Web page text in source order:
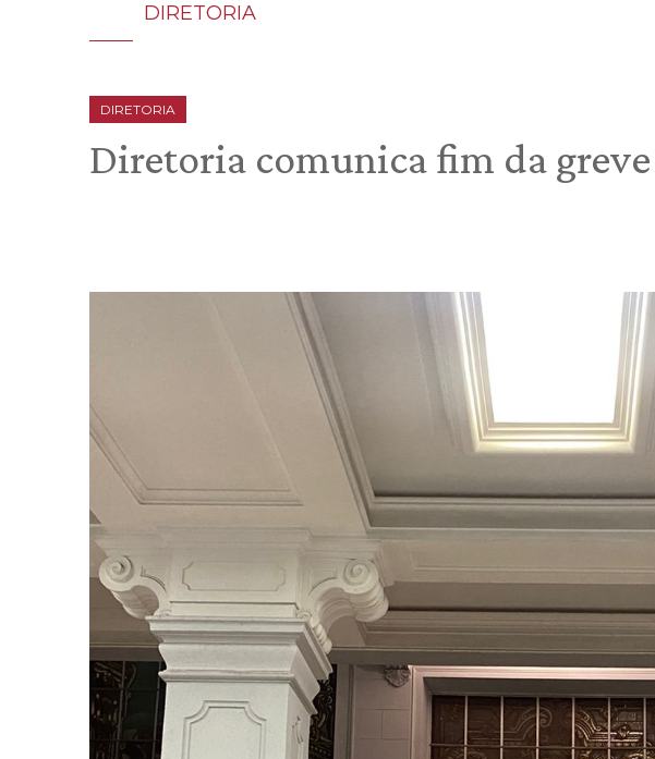
DIRETORIA
DIRETORIA
Diretoria comunica fim da